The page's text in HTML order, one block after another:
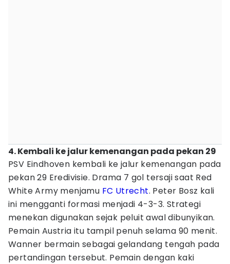
4. Kembali ke jalur kemenangan pada pekan 29
PSV Eindhoven kembali ke jalur kemenangan pada
pekan 29 Eredivisie. Drama 7 gol tersaji saat Red
White Army menjamu FC Utrecht. Peter Bosz kali
ini mengganti formasi menjadi 4-3-3. Strategi
menekan digunakan sejak peluit awal dibunyikan.
Pemain Austria itu tampil penuh selama 90 menit.
Wanner bermain sebagai gelandang tengah pada
pertandingan tersebut. Pemain dengan kaki